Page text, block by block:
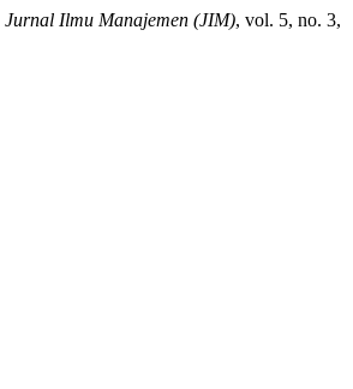
Jurnal Ilmu Manajemen (JIM), vol. 5, no. 3,